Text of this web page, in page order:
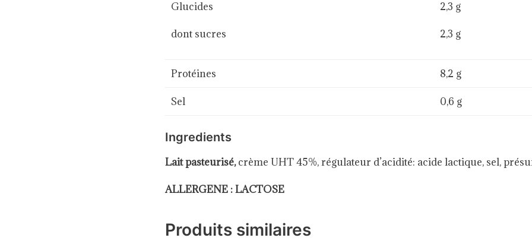
Glucides
dont sucres
2,3 g
2,3 g
Protéines 8,2 g
Sel 0,6 g
Ingredients
Lait pasteurisé,crème UHT 45%, régulateur d’acidité: acide lactique, sel,
ALLERGENE : LACTOSE
Produits similaires